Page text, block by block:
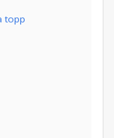
topp